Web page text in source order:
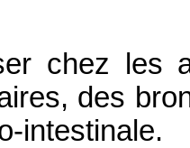
chez les
des
intestinale.